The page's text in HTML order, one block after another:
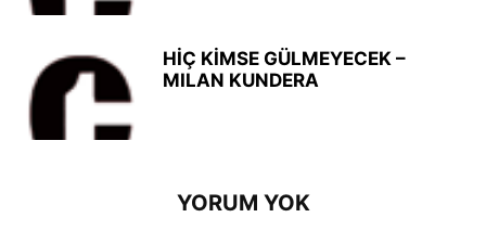
HİÇ KİMSE GÜLMEYECEK –
MILAN KUNDERA
YORUM YOK